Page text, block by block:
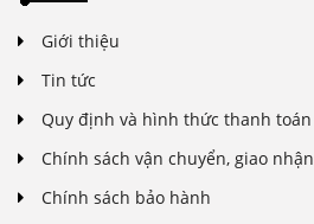
Giới thiệu
Tin tức
Quy định và hình thức thanh toán
Chính sách vận chuyển, giao nhận
Chính sách bảo hành